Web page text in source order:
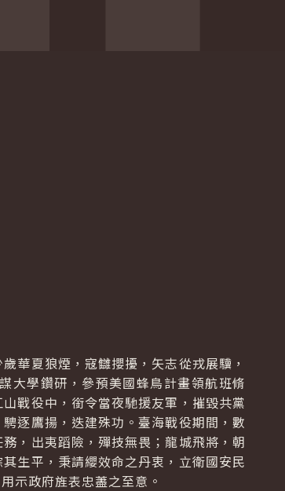
華夏狼煙，寇讎攖擾，矢志從戎展驥，
大學鑽研，參預美國蜂鳥計畫領航班脩
戰役中，銜令當夜馳援友軍，摧毀共黨
逐鷹揚，迭建殊功。臺海戰役期間，數
，出夷蹈險，殫技無畏；龍城飛將，朝
生平，秉請纓效命之丹衷，立衛國安民
示政府旌表忠藎之至意。